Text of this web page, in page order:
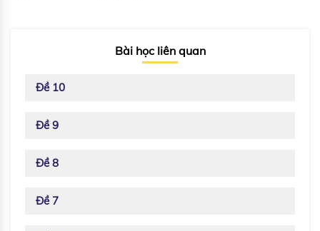
Bài học liên quan
Đề 10
Đề 9
Đề 8
Đề 7